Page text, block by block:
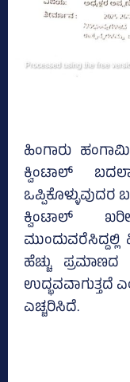
ಹಿಂಗಾರು
ಕ್ವಿಂಟಾಲ್‌
ಕ್ವಿಂಟಾಲ್‌
ಹೆಚ್ಚು
ಎಚ್ಚರಿಸಿದೆ.